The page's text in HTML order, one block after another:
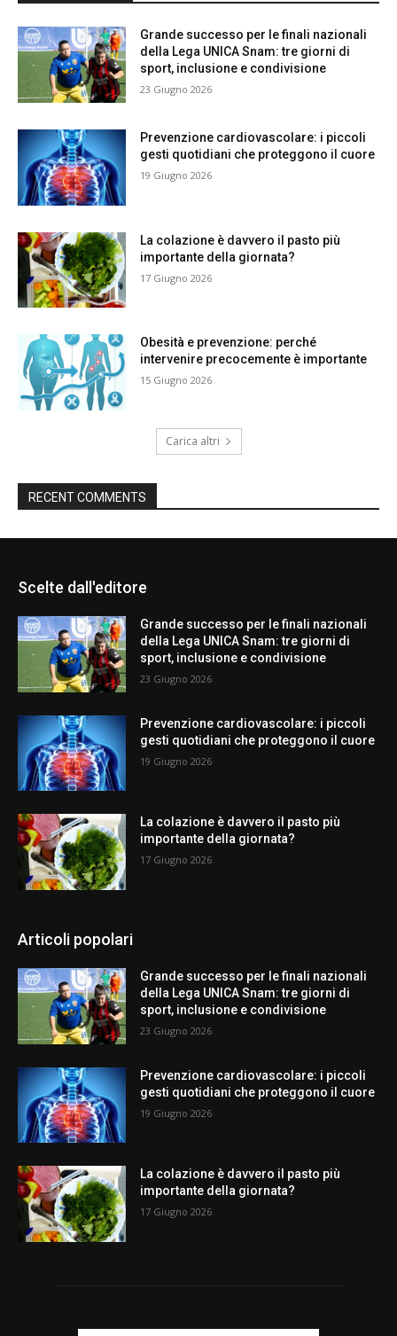
Grande successo per le finali nazionali
della Lega UNICA Snam: tre giorni di
sport, inclusione e condivisione
23 Giugno 2026
Prevenzione cardiovascolare: i piccoli
gesti quotidiani che proteggono il cuore
19 Giugno 2026
La colazione è davvero il pasto più
importante della giornata?
17 Giugno 2026
Obesità e prevenzione: perché
intervenire precocemente è importante
15 Giugno 2026
Carica altri
RECENT COMMENTS
Scelte dall'editore
Grande successo per le finali nazionali
della Lega UNICA Snam: tre giorni di
sport, inclusione e condivisione
23 Giugno 2026
Prevenzione cardiovascolare: i piccoli
gesti quotidiani che proteggono il cuore
19 Giugno 2026
La colazione è davvero il pasto più
importante della giornata?
17 Giugno 2026
Articoli popolari
Grande successo per le finali nazionali
della Lega UNICA Snam: tre giorni di
sport, inclusione e condivisione
23 Giugno 2026
Prevenzione cardiovascolare: i piccoli
gesti quotidiani che proteggono il cuore
19 Giugno 2026
La colazione è davvero il pasto più
importante della giornata?
17 Giugno 2026